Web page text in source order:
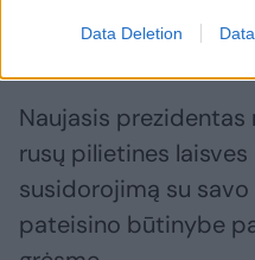
Data Deletion
Naujasis
rusų pilietines
susidorojimą su
pateisino būtinybe